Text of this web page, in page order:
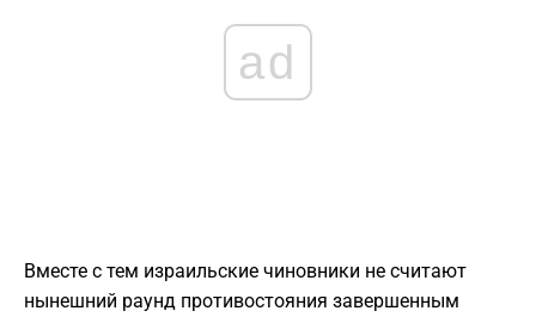
ad
Вместе с тем израильские чиновники не считают
нынешний раунд противостояния завершенным